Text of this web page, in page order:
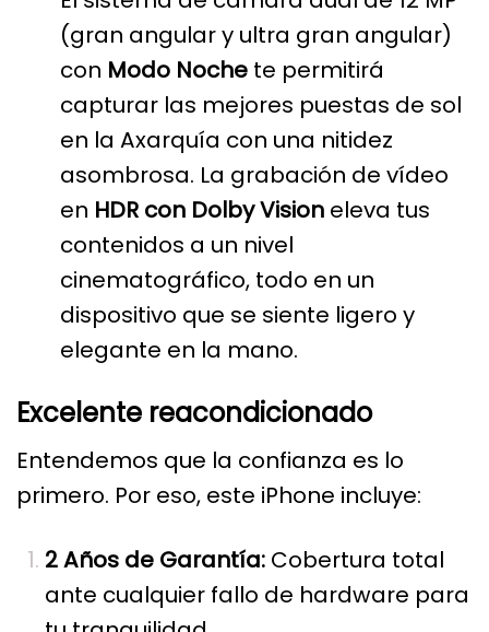
(gran angular y ultra gran angular)
con Modo Noche te permitirá
capturar las mejores puestas de sol
en la Axarquía con una nitidez
asombrosa. La grabación de vídeo
en HDR con Dolby Vision eleva tus
contenidos a un nivel
cinematográfico, todo en un
dispositivo que se siente ligero y
elegante en la mano.
Excelente reacondicionado
Entendemos que la confianza es lo
primero. Por eso, este iPhone incluye:
2 Años de Garantía: Cobertura total
ante cualquier fallo de hardware para